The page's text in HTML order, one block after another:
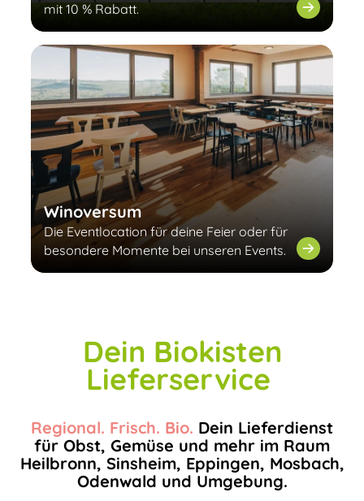
mit 10 % Rabatt.
Winoversum
Die Eventlocation für deine Feier oder für
besondere Momente bei unseren Events.
Dein Biokisten
Lieferservice
Regional. Frisch. Bio. Dein Lieferdienst
für Obst, Gemüse und mehr im Raum
Heilbronn, Sinsheim, Eppingen, Mosbach,
Odenwald und Umgebung.